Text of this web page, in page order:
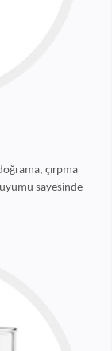
çırpma
sayesinde